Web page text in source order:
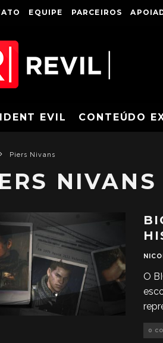
EQUIPE PARCEIROS
EVIL CONTEÚDO
Piers Nivans
NIVANS
O
0